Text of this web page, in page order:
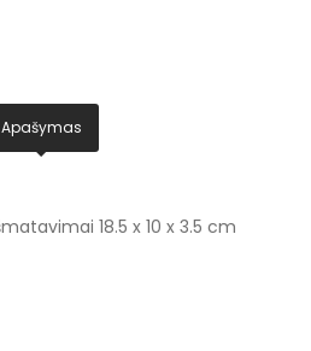
Apašymas
18.5 x 10 x 3.5 cm